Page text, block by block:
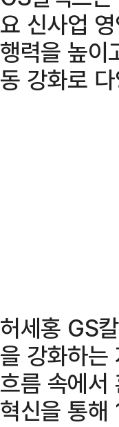
요 신사업
행력을 높이
동 강화로
허세홍 GS
을 강화하는
흐름 속에서
혁신을 통